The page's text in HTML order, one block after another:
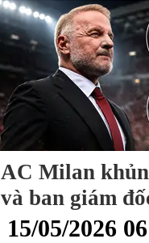
AC Milan
và ban giám
15/05/2026